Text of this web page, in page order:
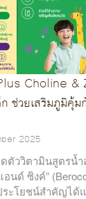
Choline &
ช่วยเสริมภูมิคุ้ม
2025
ตัววิตามินสูตรน้ำ
นด์ ซิงค์”
ะโยชน์สำคัญได้